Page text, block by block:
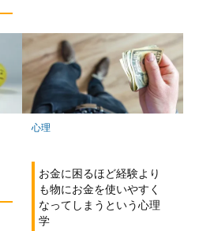
心理
お金に困るほど経験より
も物にお金を使いやすく
なってしまうという心理
学